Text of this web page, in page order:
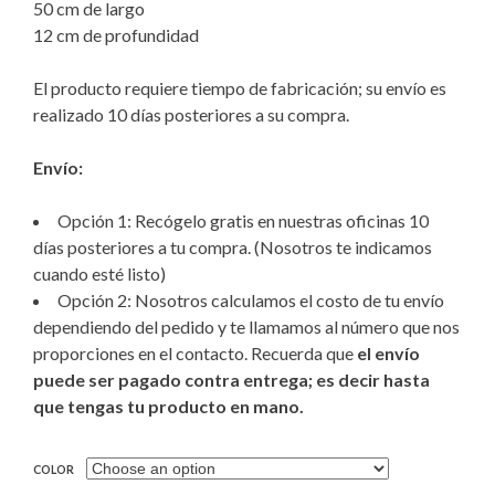
50 cm de largo
12 cm de profundidad
El producto requiere tiempo de fabricación; su envío es
realizado 10 días posteriores a su compra.
Envío:
Opción 1: Recógelo gratis en nuestras oficinas 10
días posteriores a tu compra. (Nosotros te indicamos
cuando esté listo)
Opción 2: Nosotros calculamos el costo de tu envío
dependiendo del pedido y te llamamos al número que nos
proporciones en el contacto. Recuerda que el envío
puede ser pagado contra entrega; es decir hasta
que tengas tu producto en mano.
COLOR